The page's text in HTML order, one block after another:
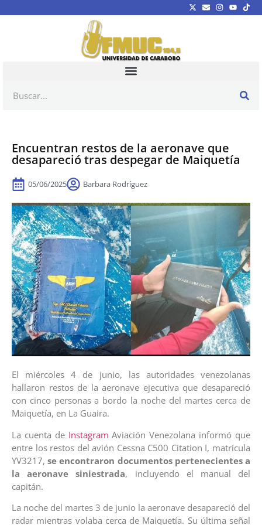
Encuentran restos de la aeronave que
desapareció tras despegar de Maiquetía
05/06/2025 Barbara Rodríguez
El miércoles 4 de junio, las autoridades venezolanas
hallaron restos de la aeronave ejecutiva que desapareció
con cinco personas a bordo la noche del martes cerca de
Maiquetía, en La Guaira.
La cuenta de Instagram Aviación Venezolana informó que
entre los restos del avión Cessna C500 Citation I, matrícula
YV3217, se encontraron documentos pertenecientes a
la aeronave siniestrada, incluyendo el manual del
capitán.
La noche del martes 3 de junio la aeronave desapareció del
radar mientras volaba cerca de Maiquetía. Su última señal